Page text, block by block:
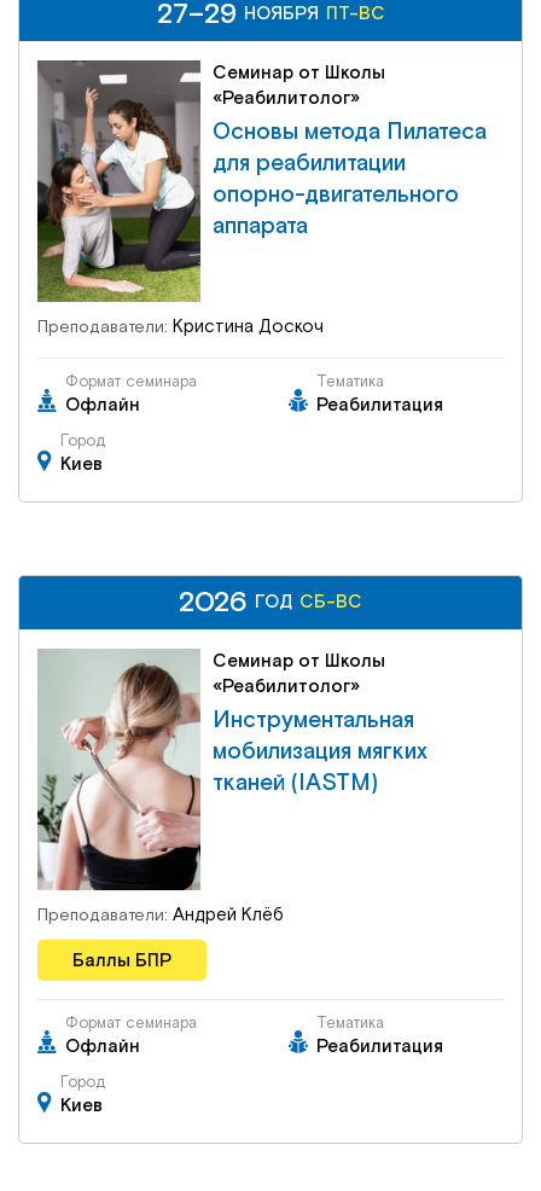
Семинар от Школы
«Реабилитолог»
Основы метода Пилатеса
для реабилитации
опорно-двигательного
аппарата
Преподаватели: Кристина Доскоч
Формат семинара
Офлайн
Тематика
Реабилитация
Город
Киев
ПТ-ВС 27–29 НОЯБРЯ
27–29 НОЯБРЯ ПТ-ВС
Семинар от Школы
«Реабилитолог»
Инструментальная
мобилизация мягких
тканей (IASTM)
Преподаватели: Андрей Клёб
Баллы БПР
Формат семинара
Офлайн
Тематика
Реабилитация
Город
Киев
СБ-ВС 2026 ГОД
2026 ГОД СБ-ВС